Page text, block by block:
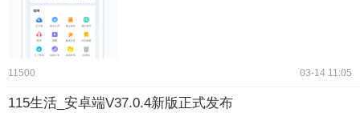
11500 03-14 11:05
115生活_安卓端V37.0.4新版正式发布